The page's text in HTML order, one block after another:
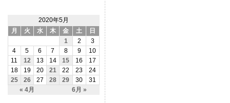
2020年5月
月
火 水 木 金 土 日
« 4月 6月 »
1 2
3
4
5 6 7 8 9
10
11
12 13 14 15 16
17
18
19 20 21 22 23
24
25
26 27 28 29 30 31